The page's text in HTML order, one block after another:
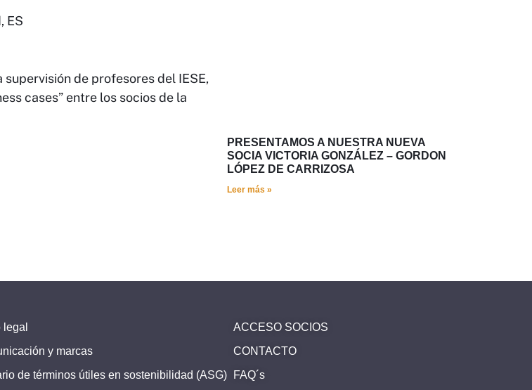
ES
de profesores del IESE,
cases” entre los socios de la
PRESENTAMOS A NUESTRA NUEVA
SOCIA VICTORIA GONZÁLEZ – GORDON
LÓPEZ DE CARRIZOSA
Leer más »
y marcas
de términos útiles en sostenibilidad (ASG)
ACCESO SOCIOS
CONTACTO
FAQ´s